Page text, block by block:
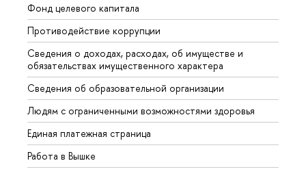
Фонд целевого капитала
Противодействие коррупции
Сведения о доходах, расходах, об имуществе и
обязательствах имущественного характера
Сведения об образовательной организации
Людям с ограниченными возможностями здоровья
Единая платежная страница
Работа в Вышке